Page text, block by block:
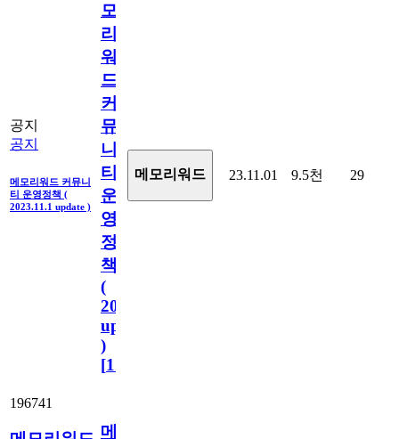
공지
공지
메모리워드 커뮤니
티 운영정책 (
2023.11.1 update )
모
리
워
드
커
뮤
니
티
운
영
정
책
(
2023.11.1
update
)
[110
메모리워드 23.11.01 9.5천 29
196741
메